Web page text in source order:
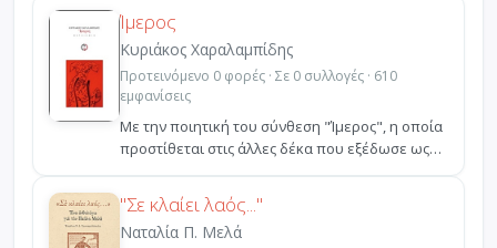
Ίμερος
Κυριάκος Χαραλαμπίδης
Προτεινόμενο 0 φορές · Σε 0 συλλογές · 610
εμφανίσεις
Με την ποιητική του σύνθεση "Ίμερος", η οποία
προστίθεται στις άλλες δέκα που εξέδωσε ως
τώρα, ο Κυρ...
"Σε κλαίει λαός..."
Ναταλία Π. Μελά